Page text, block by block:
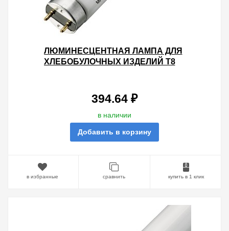
ЛЮМИНЕСЦЕНТНАЯ ЛАМПА ДЛЯ
ХЛЕБОБУЛОЧНЫХ ИЗДЕЛИЙ T8
394.64 ₽
в наличии
Добавить в корзину
в избранные сравнить купить в 1 клик